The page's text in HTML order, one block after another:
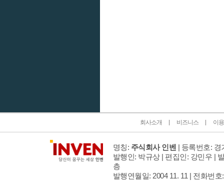
회사소개 비즈니스 이
명칭: 주식회사 인벤 | 등록번호: 경
발행인: 박규상 | 편집인: 강민우 |
층
발행연월일: 2004 11. 11 | 전화번호